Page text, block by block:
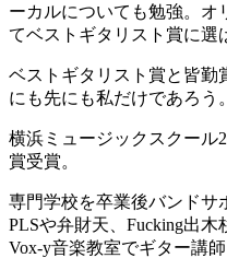
ーカルについても勉強。オ
てベストギタリスト賞に選
ベストギタリスト賞と皆勤
にも先にも私だけであろう。
横浜ミュージックスクール
賞受賞。
専門学校を卒業後バンドサ
PLSや弁財天、Fucking出
Vox-y音楽教室でギター講